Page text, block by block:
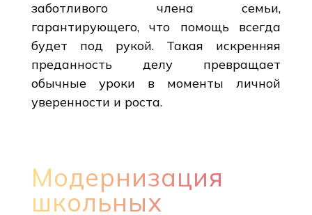
заботливого члена семьи,
гарантирующего, что помощь всегда
будет под рукой. Такая искренняя
преданность делу превращает
обычные уроки в моменты личной
уверенности и роста.
Модернизация
школьных